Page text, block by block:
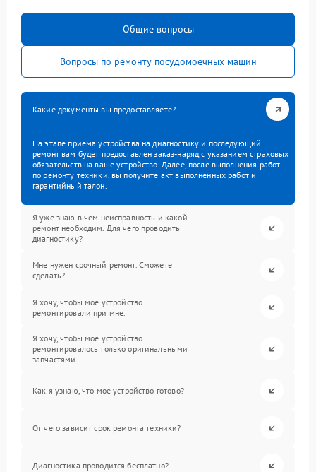
Общие вопросы
Вопросы по ремонту посудомоечных машин
Какие документы вы предоставляете?
На этапе приема устройства на диагностику и последующий
ремонт вам будет предоставлен заказ-наряд с указанием страховых
обязательств на ваше устройство. Далее, после выполнения работ
по ремонту техники, вы получите акт выполненных работ и
гарантийный талон.
Я уже знаю в чем неисправность и какой
ремонт необходим. Для чего проводить
диагностику?
Мне нужен срочный ремонт. Сможете
сделать?
Я хочу, чтобы мое устройство
ремонтировали при мне.
Я хочу, чтобы мое устройство
ремонтировалось только оригинальными
запчастями.
Как я узнаю, что мое устройство готово?
От чего зависит срок ремонта техники?
Диагностика проводится бесплатно?